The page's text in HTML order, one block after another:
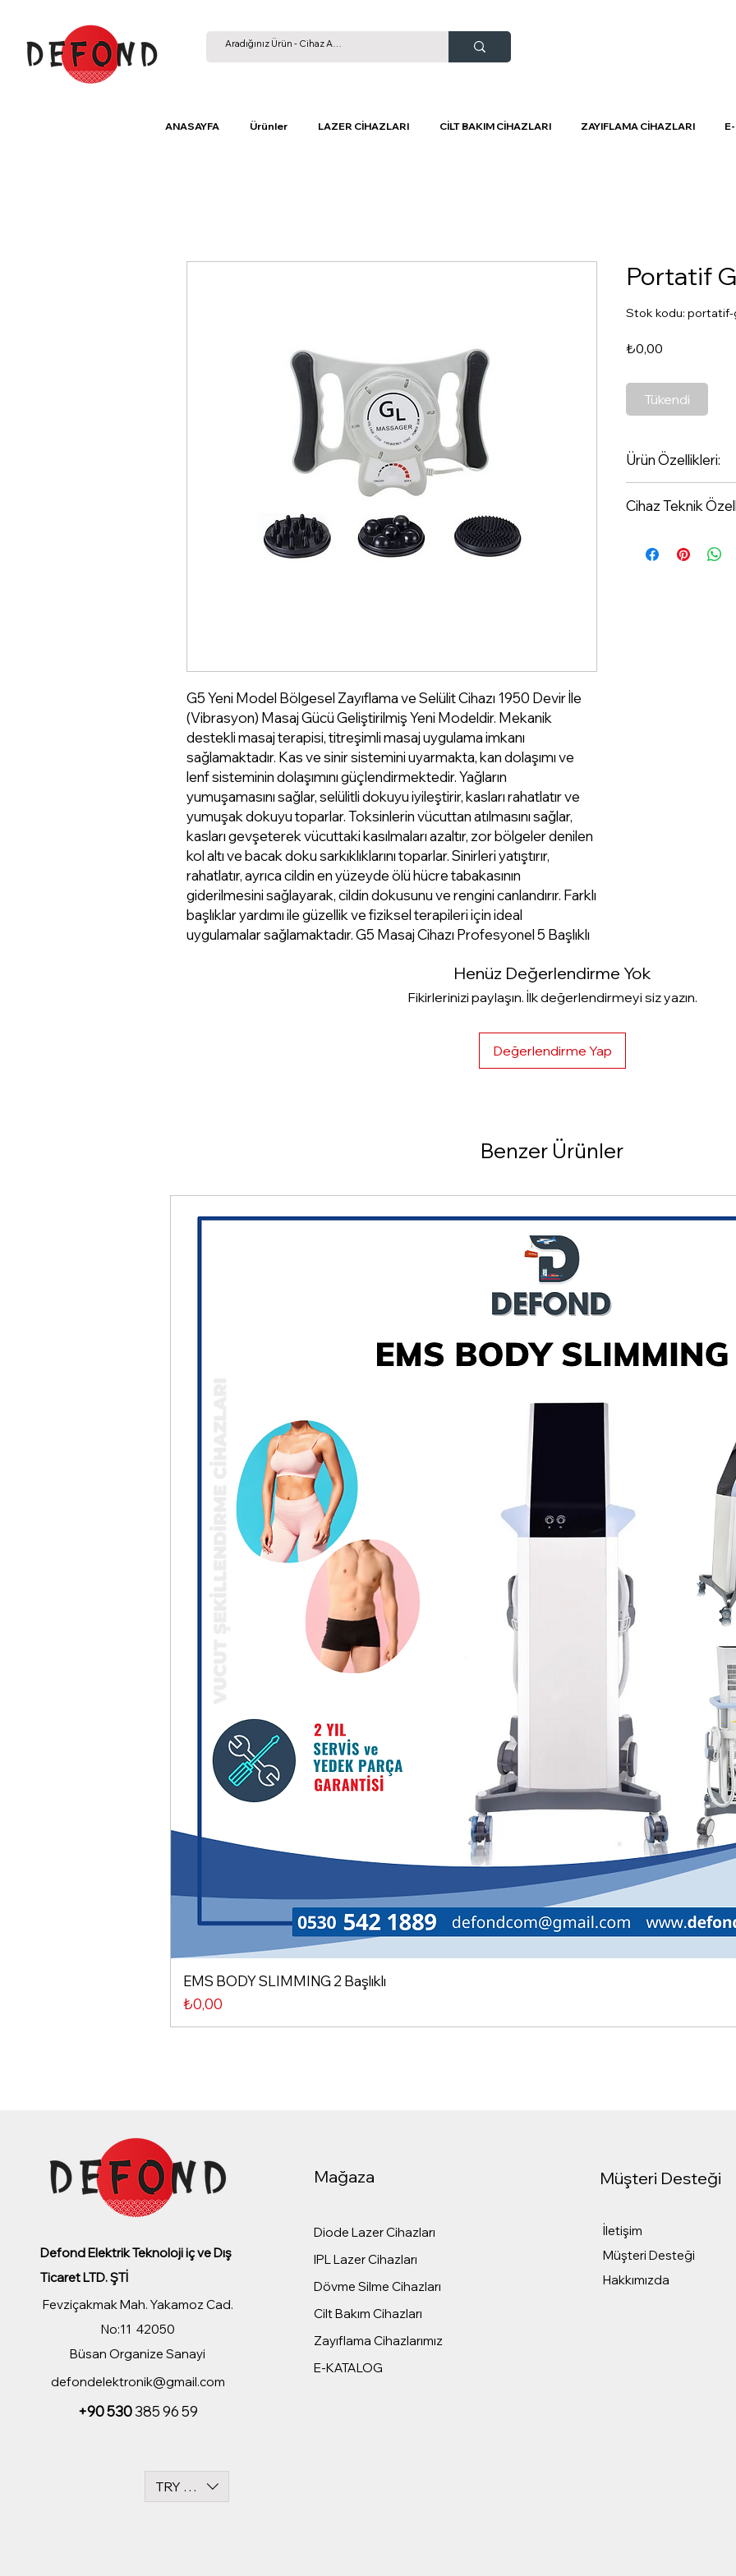
ANASAYFA Ürünler LAZER CİHAZLARI CİLT BAKIM CİHAZLARI ZAYIFLAMA CİHAZLARI
G5 Yeni Model Bölgesel Zayıflama ve Selülit Cihazı 1950 Devir İle
(Vibrasyon) Masaj Gücü Geliştirilmiş Yeni Modeldir. Mekanik
destekli masaj terapisi, titreşimli masaj uygulama imkanı
sağlamaktadır. Kas ve sinir sistemini uyarmakta, kan dolaşımı ve
lenf sisteminin dolaşımını güçlendirmektedir. Yağların
yumuşamasını sağlar, selülitli dokuyu iyileştirir, kasları rahatlatır ve
yumuşak dokuyu toparlar. Toksinlerin vücuttan atılmasını sağlar,
kasları gevşeterek vücuttaki kasılmaları azaltır, zor bölgeler denilen
kol altı ve bacak doku sarkıklıklarını toparlar. Sinirleri yatıştırır,
rahatlatır, ayrıca cildin en yüzeyde ölü hücre tabakasının
giderilmesini sağlayarak, cildin dokusunu ve rengini canlandırır. Farklı
başlıklar yardımı ile güzellik ve fiziksel terapileri için ideal
uygulamalar sağlamaktadır. G5 Masaj Cihazı Profesyonel 5 Başlıklı
Portatif
Stok kodu: portatif-
₺0,00
Tükendi
Ürün Özellikleri:
· Amper 10A
· Power 100W
Cihaz Teknik
Henüz Değerlendirme Yok
Fikirlerinizi paylaşın. İlk değerlendirmeyi siz yazın.
Değerlendirme Yap
Benzer Ürünler
EMS BODY SLIMMING 2 Başlıklı
Fiyat
₺0,00
Defond Elektrik Teknoloji iç ve Dış
Ticaret LTD. ŞTİ
Fevziçakmak Mah. Yakamoz Cad.
No:11 42050
Büsan Organize Sanayi
defondelektronik@gmail.com
+90 530385 96 59
TRY (₺)
Mağaza
Diode Lazer Cihazları
IPL Lazer Cihazları
Dövme Silme Cihazları
Cilt Bakım Cihazları
Zayıflama Cihazlarımız
E-KATALOG
Müşteri Desteği
İletişim
Müşteri Desteği
Hakkımızda